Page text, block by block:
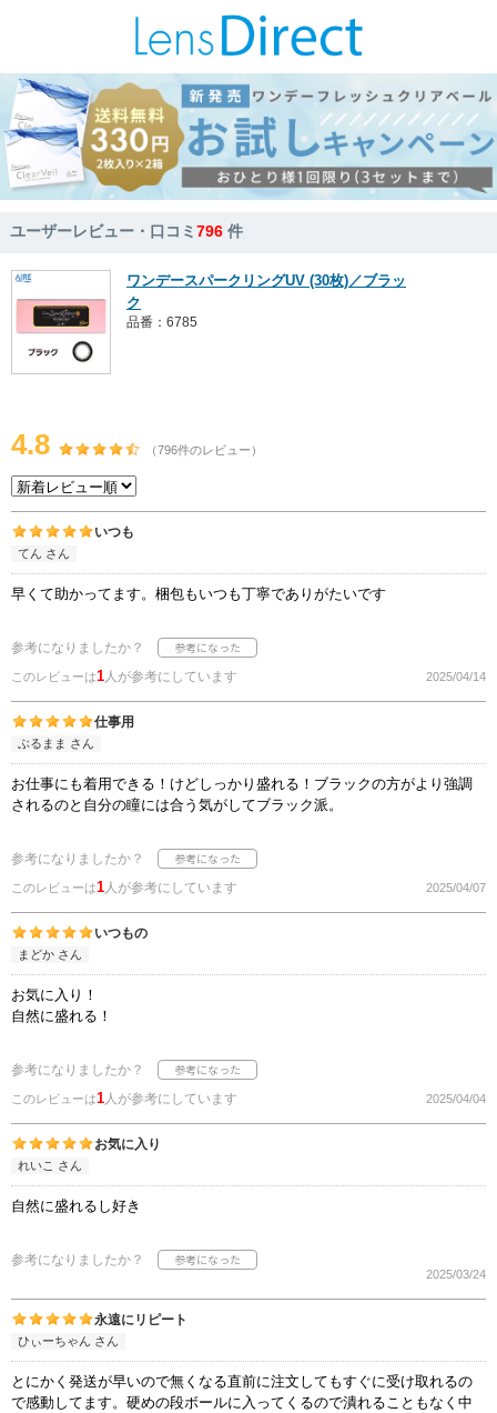
ユーザーレビュー・口コミ796 件
ワンデースパークリングUV (30枚)／ブラッ
ク
品番：6785
4.8 （796件のレビュー）
いつも
てん さん
早くて助かってます。梱包もいつも丁寧でありがたいです
参考になりましたか？
このレビューは1人が参考にしています 2025/04/14
仕事用
ぶるまま さん
お仕事にも着用できる！けどしっかり盛れる！ブラックの方がより強調
されるのと自分の瞳には合う気がしてブラック派。
参考になりましたか？
このレビューは1人が参考にしています 2025/04/07
いつもの
まどか さん
お気に入り！
自然に盛れる！
参考になりましたか？
このレビューは1人が参考にしています 2025/04/04
お気に入り
れいこ さん
自然に盛れるし好き
参考になりましたか？
2025/03/24
永遠にリピート
ひぃーちゃん さん
とにかく発送が早いので無くなる直前に注文してもすぐに受け取れるの
で感動してます。硬めの段ボールに入ってくるので潰れることもなく中